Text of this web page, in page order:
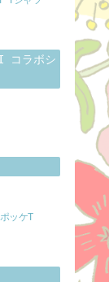
コラボシ
ッケT